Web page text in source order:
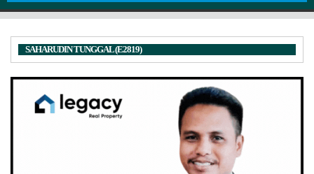
SAHARUDIN TUNGGAL (E2819)